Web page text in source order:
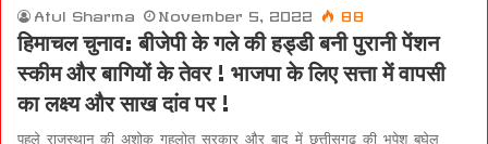
Atul Sharma November 5, 2022 88
हिमाचल चुनाव: बीजेपी के गले की हड्डी बनी पुरानी पेंशन
स्कीम और बागियों के तेवर ! भाजपा के लिए सत्ता में वापसी
का लक्ष्य और साख दांव पर !
पहले राजस्थान की अशोक गहलोत सरकार और बाद में छत्तीसगढ़ की भूपेश बघेल